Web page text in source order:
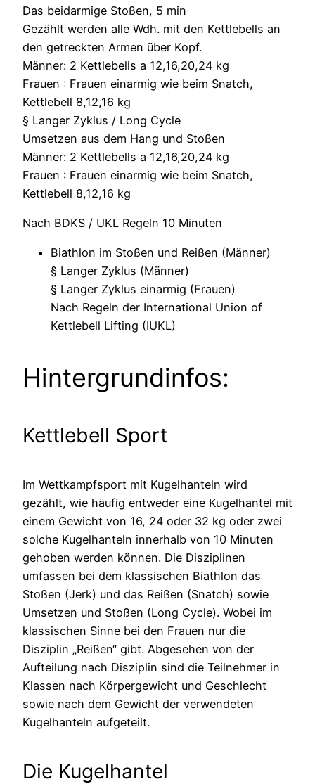
Das beidarmige Stoßen, 5 min
Gezählt werden alle Wdh. mit den Kettlebells an
den getreckten Armen über Kopf.
Männer: 2 Kettlebells a 12,16,20,24 kg
Frauen : Frauen einarmig wie beim Snatch,
Kettlebell 8,12,16 kg
§ Langer Zyklus / Long Cycle
Umsetzen aus dem Hang und Stoßen
Männer: 2 Kettlebells a 12,16,20,24 kg
Frauen : Frauen einarmig wie beim Snatch,
Kettlebell 8,12,16 kg
Nach BDKS / UKL Regeln 10 Minuten
Biathlon im Stoßen und Reißen (Männer)
§ Langer Zyklus (Männer)
§ Langer Zyklus einarmig (Frauen)
Nach Regeln der International Union of
Kettlebell Lifting (IUKL)
Hintergrundinfos:
Kettlebell Sport
Im Wettkampfsport mit Kugelhanteln wird
gezählt, wie häufig entweder eine Kugelhantel mit
einem Gewicht von 16, 24 oder 32 kg oder zwei
solche Kugelhanteln innerhalb von 10 Minuten
gehoben werden können. Die Disziplinen
umfassen bei dem klassischen Biathlon das
Stoßen (Jerk) und das Reißen (Snatch) sowie
Umsetzen und Stoßen (Long Cycle). Wobei im
klassischen Sinne bei den Frauen nur die
Disziplin „Reißen“ gibt. Abgesehen von der
Aufteilung nach Disziplin sind die Teilnehmer in
Klassen nach Körpergewicht und Geschlecht
sowie nach dem Gewicht der verwendeten
Kugelhanteln aufgeteilt.
Die Kugelhantel